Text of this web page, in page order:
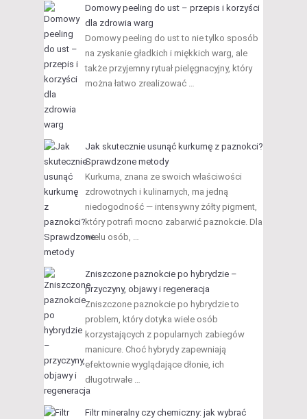
Domowy peeling do ust – przepis i korzyści
dla zdrowia warg
Domowy peeling do ust to nie tylko sposób
na zyskanie gładkich i miękkich warg, ale
także przyjemny rytuał pielęgnacyjny, który
można łatwo zrealizować …
Jak skutecznie usunąć kurkumę z paznokci?
Sprawdzone metody
Kurkuma, znana ze swoich właściwości
zdrowotnych i kulinarnych, ma jedną
niedogodność — intensywny żółty pigment,
który potrafi mocno zabarwić paznokcie. Dla
wielu osób, …
Zniszczone paznokcie po hybrydzie –
przyczyny, objawy i regeneracja
Zniszczone paznokcie po hybrydzie to
problem, który dotyka wiele osób
korzystających z popularnych zabiegów
manicure. Choć hybrydy zapewniają
efektownie wyglądające dłonie, ich
długotrwałe …
Filtr mineralny czy chemiczny: jak wybrać